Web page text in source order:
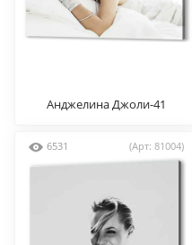
Анджелина Джоли-41
6531 (Арт: 81004)